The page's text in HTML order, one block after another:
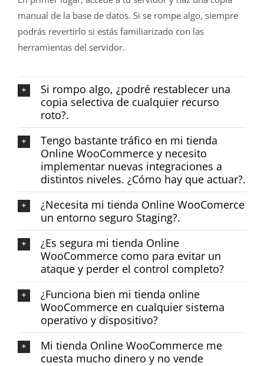
manual de la base de datos. Si se rompe algo, siempre
podrás revertirlo si estás familiarizado con las
herramientas del servidor.
Si rompo algo, ¿podré restablecer una
copia selectiva de cualquier recurso
roto?.
Tengo bastante tráfico en mi tienda
Online WooCommerce y necesito
implementar nuevas integraciones a
distintos niveles. ¿Cómo hay que actuar?.
¿Necesita mi tienda Online WooComerce
un entorno seguro Staging?.
¿Es segura mi tienda Online
WooCommerce como para evitar un
ataque y perder el control completo?
¿Funciona bien mi tienda online
WooCommerce en cualquier sistema
operativo y dispositivo?
Mi tienda Online WooCommerce me
cuesta mucho dinero y no vende